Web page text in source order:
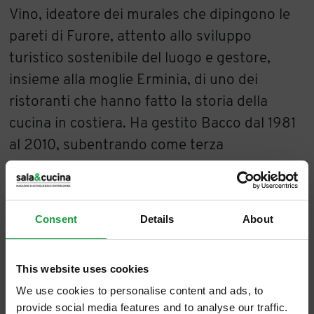
Consent Details About
This website uses cookies
We use cookies to personalise content and ads, to
provide social media features and to analyse our traffic.
Vino, ideatore dei murales che dipingono le
pareti di Furore, attento allo sviluppo
turistico sostenibile del luogo e gestore,
insieme alla moglie Erminia, di uno dei
ristoranti che hanno fatto la storia della
cucina in costiera. Ha gestito Bacco dal 1981
al 2010, subentrando come terza
esiste dal 1930. Oggi a condurre questo
perdutamente legato a Furore come il padre,
pieno di entusiasmo nel portare in tavola